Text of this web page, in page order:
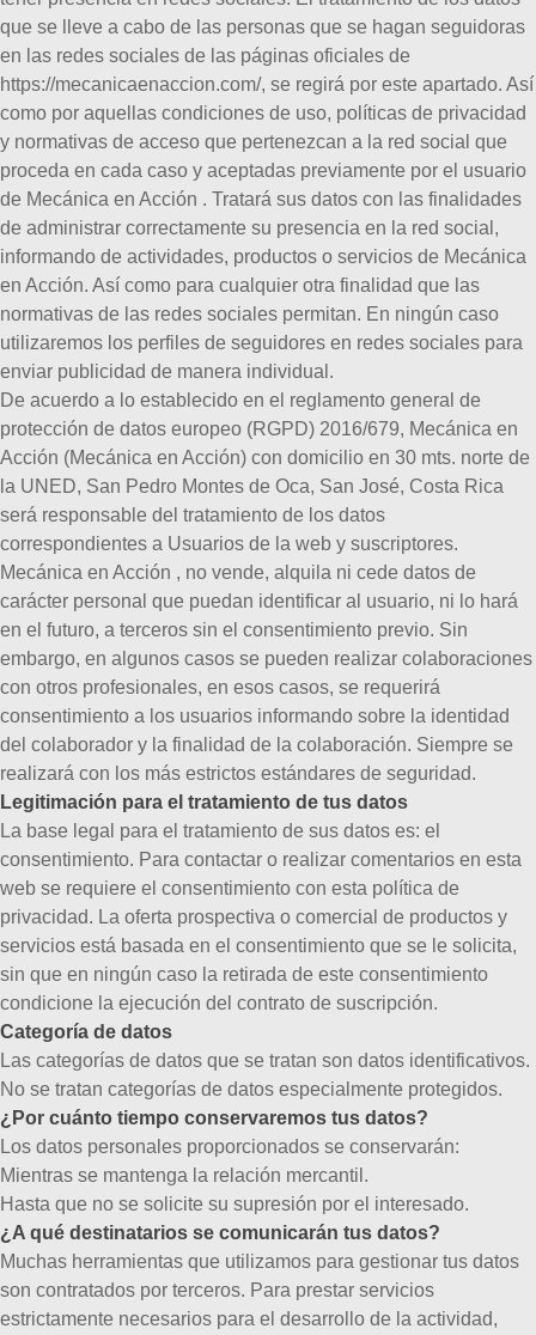
que se lleve a cabo de las personas que se hagan seguidoras
en las redes sociales de las páginas oficiales de
https://mecanicaenaccion.com/, se regirá por este apartado. Así
como por aquellas condiciones de uso, políticas de privacidad
y normativas de acceso que pertenezcan a la red social que
proceda en cada caso y aceptadas previamente por el usuario
de Mecánica en Acción . Tratará sus datos con las finalidades
de administrar correctamente su presencia en la red social,
informando de actividades, productos o servicios de Mecánica
en Acción. Así como para cualquier otra finalidad que las
normativas de las redes sociales permitan. En ningún caso
utilizaremos los perfiles de seguidores en redes sociales para
enviar publicidad de manera individual.
De acuerdo a lo establecido en el reglamento general de
protección de datos europeo (RGPD) 2016/679, Mecánica en
Acción (Mecánica en Acción) con domicilio en 30 mts. norte de
la UNED, San Pedro Montes de Oca, San José, Costa Rica
será responsable del tratamiento de los datos
correspondientes a Usuarios de la web y suscriptores.
Mecánica en Acción , no vende, alquila ni cede datos de
carácter personal que puedan identificar al usuario, ni lo hará
en el futuro, a terceros sin el consentimiento previo. Sin
embargo, en algunos casos se pueden realizar colaboraciones
con otros profesionales, en esos casos, se requerirá
consentimiento a los usuarios informando sobre la identidad
del colaborador y la finalidad de la colaboración. Siempre se
realizará con los más estrictos estándares de seguridad.
Legitimación para el tratamiento de tus datos
La base legal para el tratamiento de sus datos es: el
consentimiento. Para contactar o realizar comentarios en esta
web se requiere el consentimiento con esta política de
privacidad. La oferta prospectiva o comercial de productos y
servicios está basada en el consentimiento que se le solicita,
sin que en ningún caso la retirada de este consentimiento
condicione la ejecución del contrato de suscripción.
Categoría de datos
Las categorías de datos que se tratan son datos identificativos.
No se tratan categorías de datos especialmente protegidos.
¿Por cuánto tiempo conservaremos tus datos?
Los datos personales proporcionados se conservarán:
Mientras se mantenga la relación mercantil.
Hasta que no se solicite su supresión por el interesado.
¿A qué destinatarios se comunicarán tus datos?
Muchas herramientas que utilizamos para gestionar tus datos
son contratados por terceros. Para prestar servicios
estrictamente necesarios para el desarrollo de la actividad,